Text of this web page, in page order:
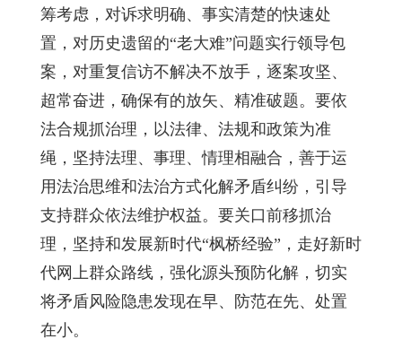
筹考虑，对诉求明确、事实清楚的快速处
置，对历史遗留的“老大难”问题实行领导包
案，对重复信访不解决不放手，逐案攻坚、
超常奋进，确保有的放矢、精准破题。要依
法合规抓治理，以法律、法规和政策为准
绳，坚持法理、事理、情理相融合，善于运
用法治思维和法治方式化解矛盾纠纷，引导
支持群众依法维护权益。要关口前移抓治
理，坚持和发展新时代“枫桥经验”，走好新时
代网上群众路线，强化源头预防化解，切实
将矛盾风险隐患发现在早、防范在先、处置
在小。